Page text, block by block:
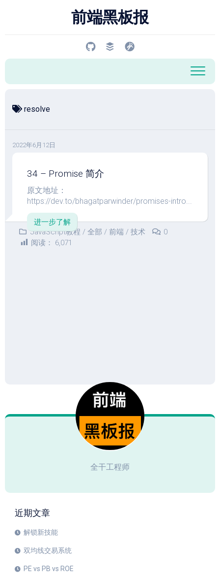
前端黑板报
resolve
2022年6月12日
34 – Promise 简介
原文地址：
https://dev.to/bhagatparwinder/promises-intro...
进一步了解
JavaScript教程 / 全部 / 前端 / 技术
0
阅读：
6,071
全干工程师
近期文章
解锁新技能
双均线交易系统
PE vs PB vs ROE